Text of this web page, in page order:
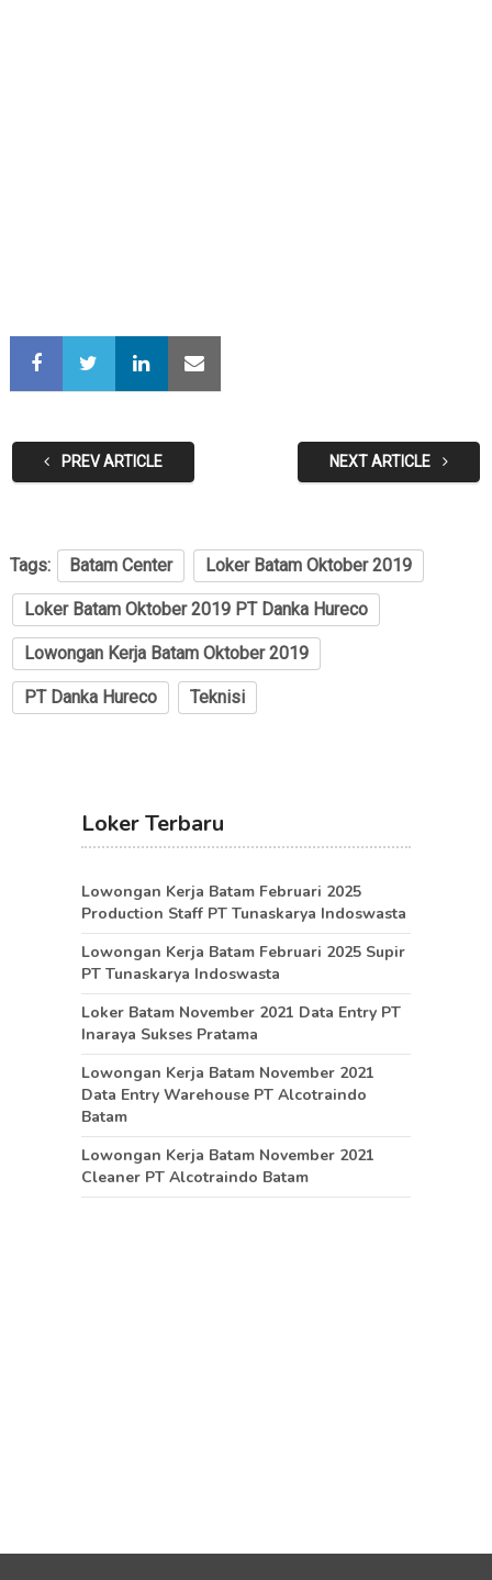
PREV ARTICLE NEXT ARTICLE
Tags: Batam Center Loker Batam Oktober 2019
Loker Batam Oktober 2019 PT Danka Hureco
Lowongan Kerja Batam Oktober 2019
PT Danka Hureco Teknisi
Loker Terbaru
Lowongan Kerja Batam Februari 2025
Production Staff PT Tunaskarya Indoswasta
Lowongan Kerja Batam Februari 2025 Supir
PT Tunaskarya Indoswasta
Loker Batam November 2021 Data Entry PT
Inaraya Sukses Pratama
Lowongan Kerja Batam November 2021
Data Entry Warehouse PT Alcotraindo
Batam
Lowongan Kerja Batam November 2021
Cleaner PT Alcotraindo Batam